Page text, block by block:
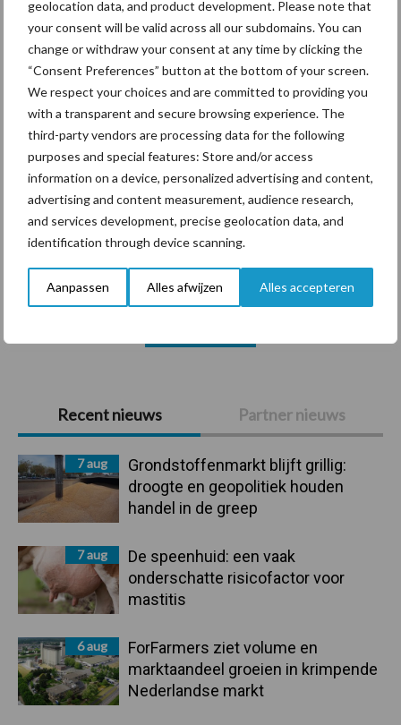
geolocation data, and product development. Please note that
your consent will be valid across all our subdomains. You can
change or withdraw your consent at any time by clicking the
“Consent Preferences” button at the bottom of your screen.
We respect your choices and are committed to providing you
with a transparent and secure browsing experience. The
third-party vendors are processing data for the following
purposes and special features: Store and/or access
information on a device, personalized advertising and content,
advertising and content measurement, audience research,
and services development, precise geolocation data, and
identification through device scanning.
Aanpassen Alles afwijzen Alles accepteren
Primaire
Sidebar
Recent nieuws Partner nieuws
7 aug
Grondstoffenmarkt blijft grillig:
droogte en geopolitiek houden
handel in de greep
7 aug
De speenhuid: een vaak
onderschatte risicofactor voor
mastitis
6 aug
ForFarmers ziet volume en
marktaandeel groeien in krimpende
Nederlandse markt
Themapagina's
Diergezondheid Bemesting Fokkerij
Beregening Bijproducten